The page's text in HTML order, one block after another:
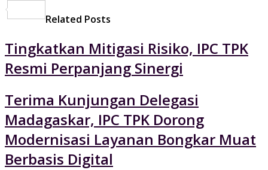
Related Posts
Tingkatkan Mitigasi Risiko, IPC TPK
Resmi Perpanjang Sinergi
Terima Kunjungan Delegasi
Madagaskar, IPC TPK Dorong
Modernisasi Layanan Bongkar Muat
Berbasis Digital